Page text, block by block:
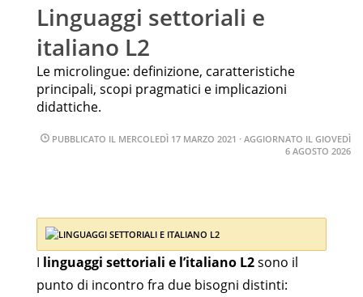
Linguaggi settoriali e
italiano L2
Le microlingue: definizione, caratteristiche
principali, scopi pragmatici e implicazioni
didattiche.
PUBBLICATO IL MERCOLEDÌ 17 MARZO 2021 · AGGIORNATO IL GIOVEDÌ
6 AGOSTO 2026
I linguaggi settoriali e l’italiano L2sono il
punto di incontro fra due bisogni distinti: